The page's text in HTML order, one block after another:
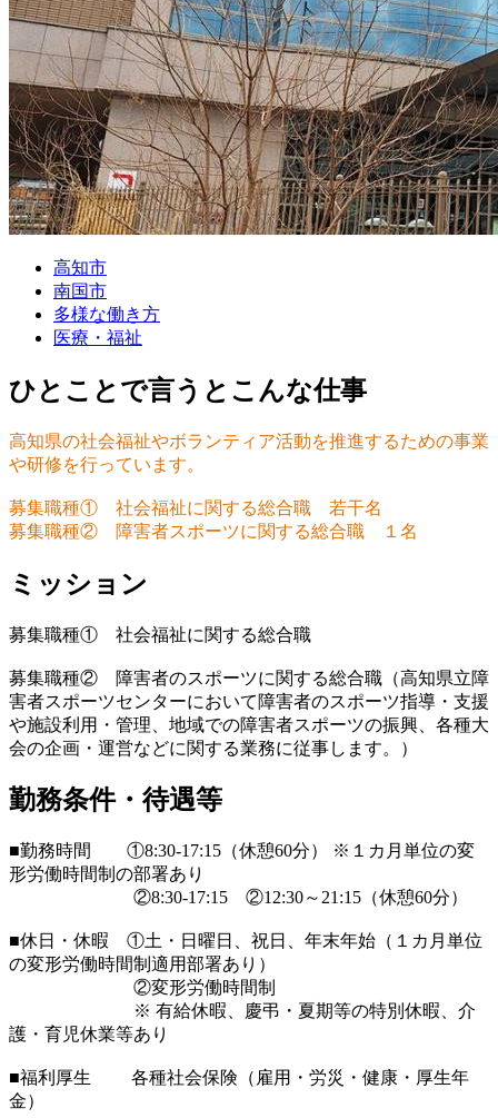
高知市
南国市
多様な働き方
医療・福祉
ひとことで言うとこんな仕事
高知県の社会福祉やボランティア活動を推進するための事業
や研修を行っています。
募集職種① 社会福祉に関する総合職 若干名
募集職種② 障害者スポーツに関する総合職 １名
ミッション
募集職種① 社会福祉に関する総合職
募集職種② 障害者のスポーツに関する総合職（高知県立障
害者スポーツセンターにおいて障害者のスポーツ指導・支援
や施設利用・管理、地域での障害者スポーツの振興、各種大
会の企画・運営などに関する業務に従事します。）
勤務条件・待遇等
■勤務時間 ①8:30-17:15（休憩60分） ※１カ月単位の変
形労働時間制の部署あり
②8:30-17:15 ②12:30～21:15（休憩60分）
■休日・休暇 ①土・日曜日、祝日、年末年始（１カ月単位
の変形労働時間制適用部署あり）
②変形労働時間制
※ 有給休暇、慶弔・夏期等の特別休暇、介
護・育児休業等あり
■福利厚生 各種社会保険（雇用・労災・健康・厚生年
金）